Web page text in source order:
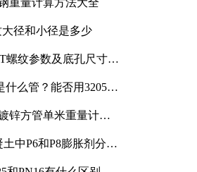
重量计算方法大全
径和小径是多少
螺纹参数及底孔尺寸详
什么管？能否用3205或
锌方管单米重量计算
中P6和P8膨胀剂分别